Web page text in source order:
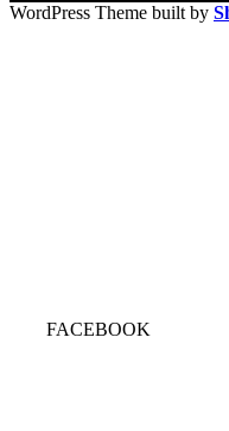
FACEBOOK
WordPress Theme built by